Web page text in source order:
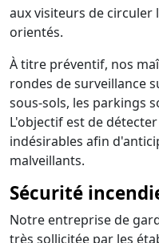
aux visiteurs de
orientés.
À titre préventif, nos
rondes de surveillance
sous-sols, les parkings
L'objectif est de
indésirables afin
malveillants.
Sécurité
Notre entreprise de
très sollicitée par les